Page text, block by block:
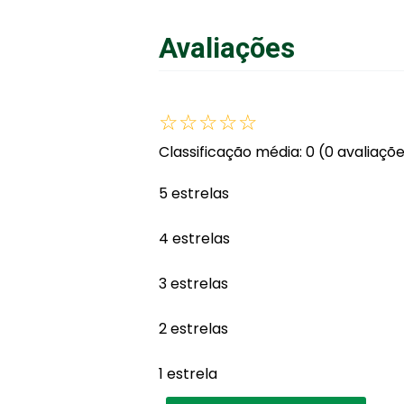
Avaliações
☆☆☆☆☆
Classificação média: 0 (0
5 estrelas
4 estrelas
3 estrelas
2 estrelas
1 estrela